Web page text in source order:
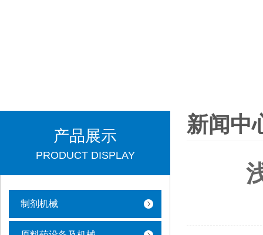
产品展示
PRODUCT DISPLAY
制剂机械
新闻中